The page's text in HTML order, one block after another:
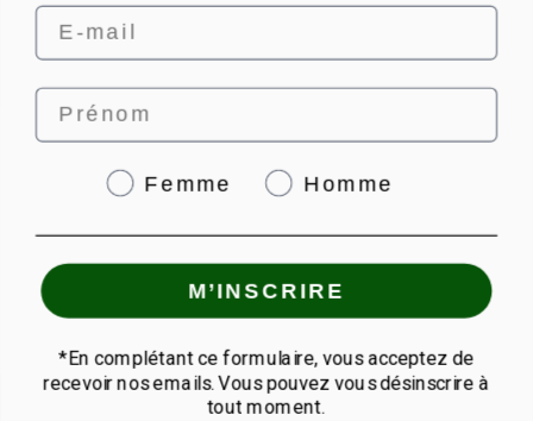
Email
Prénom
GenreFemme Homme
M’INSCRIRE
*En complétant ce formulaire, vous acceptez de
recevoir nos emails. Vous pouvez vous désinscrire à
tout moment.